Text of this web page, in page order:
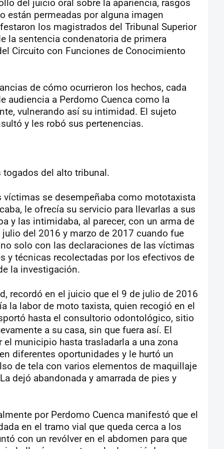
del juicio oral sobre la apariencia, rasgos
permeadas por alguna imagen
los magistrados del Tribunal Superior
la sentencia condenatoria de primera
Circuito con Funciones de Conocimiento
de cómo ocurrieron los hechos, cada
audiencia a Perdomo Cuenca como la
vulnerando así su intimidad. El sujeto
y les robó sus pertenencias.
togados del alto tribunal.
víctimas se desempeñaba como mototaxista
le ofrecía su servicio para llevarlas a sus
y las intimidaba, al parecer, con un arma de
del 2016 y marzo de 2017 cuando fue
solo con las declaraciones de las víctimas
y técnicas recolectadas por los efectivos de
la investigación.
recordó en el juicio que el 9 de julio de 2016
la labor de moto taxista, quien recogió en el
hasta el consultorio odontológico, sitio
a su casa, sin que fuera así. El
municipio hasta trasladarla a una zona
diferentes oportunidades y le hurtó un
de tela con varios elementos de maquillaje
dejó abandonada y amarrada de pies y
por Perdomo Cuenca manifestó que el
en el tramo vial que queda cerca a los
con un revólver en el abdomen para que